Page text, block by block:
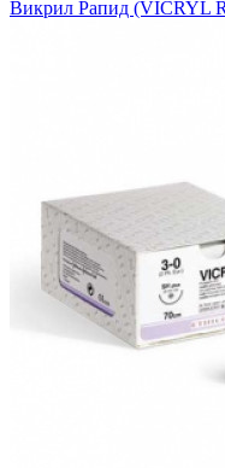
Викрил Рапид (VICRYL